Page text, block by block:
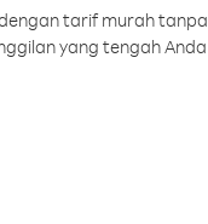
tarif murah tanpa
yang tengah Anda